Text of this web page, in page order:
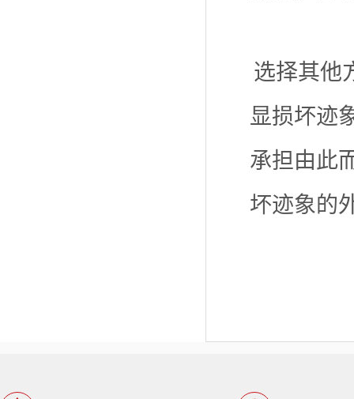
选择其他
显损坏迹
承担由此
坏迹象的